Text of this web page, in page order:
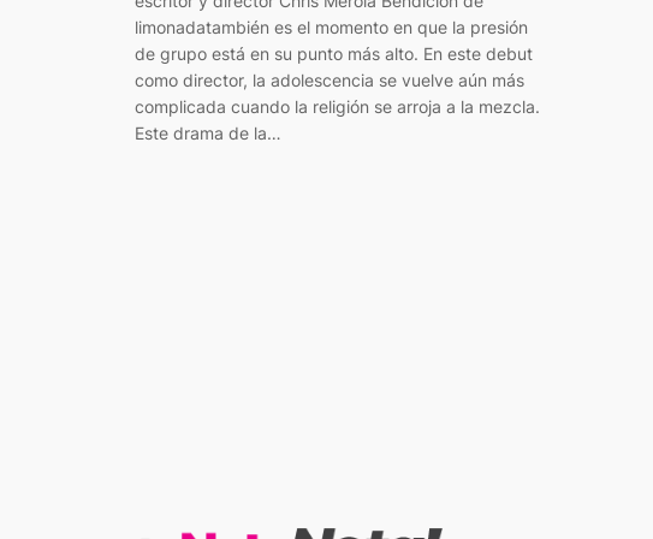
limonadatambién es el momento en que la presión
de grupo está en su punto más alto. En este debut
como director, la adolescencia se vuelve aún más
complicada cuando la religión se arroja a la mezcla.
Este drama de la…